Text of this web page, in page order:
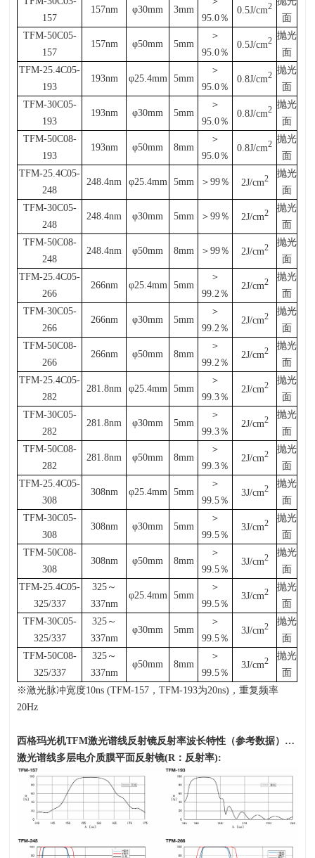
157
157nm φ30mm 3mm
95.0％
0.5J/cm2
面
TFM-50C05-
157
157nm φ50mm 5mm
＞
95.0％
0.5J/cm2
抛光
面
TFM-25.4C05-
193
193nm φ25.4mm 5mm
＞
95.0％
0.8J/cm2
抛光
面
TFM-30C05-
193
193nm φ30mm 5mm
＞
95.0％
0.8J/cm2
抛光
面
TFM-50C08-
193
193nm φ50mm 8mm
＞
95.0％
0.8J/cm2
抛光
面
TFM-25.4C05-
248
248.4nm φ25.4mm 5mm ＞99％ 2J/cm2
抛光
面
TFM-30C05-
248
248.4nm φ30mm 5mm ＞99％ 2J/cm2
抛光
面
TFM-50C08-
248
248.4nm φ50mm 8mm ＞99％ 2J/cm2
抛光
面
TFM-25.4C05-
266
266nm φ25.4mm 5mm
＞
99.2 ％
2J/cm2
抛光
面
TFM-30C05-
266
266nm φ30mm 5mm
＞
99.2 ％
2J/cm2
抛光
面
TFM-50C08-
266
266nm φ50mm 8mm
＞
99.2 ％
2J/cm2
抛光
面
TFM-25.4C05-
282
281.8nm φ25.4mm 5mm
＞
99.3％
2J/cm2
抛光
面
TFM-30C05-
282
281.8nm φ30mm 5mm
＞
99.3％
2J/cm2
抛光
面
TFM-50C08-
282
281.8nm φ50mm 8mm
＞
99.3％
2J/cm2
抛光
面
TFM-25.4C05-
308
308nm φ25.4mm 5mm
＞
99.5％
3J/cm2
抛光
面
TFM-30C05-
308
308nm φ30mm 5mm
＞
99.5％
3J/cm2
抛光
面
TFM-50C08-
308
308nm φ50mm 8mm
＞
99.5％
3J/cm2
抛光
面
TFM-25.4C05-
325/337
325～
337nm
φ25.4mm 5mm
＞
99.5％
3J/cm2
抛光
面
TFM-30C05-
325/337
325～
337nm
φ30mm 5mm
＞
99.5％
3J/cm2
抛光
面
TFM-50C08-
325/337
325～
337nm
φ50mm 8mm
＞
99.5％
3J/cm2
抛光
面
※激光脉冲宽度10ns (TFM-157 ，TFM-193为20ns) ，重复频率
20Hz
西格玛光机TFM激光谱线反射镜反射率波长特性（参考数据）…
激光谱线多层电介质膜平面反射镜(R ：反射率):